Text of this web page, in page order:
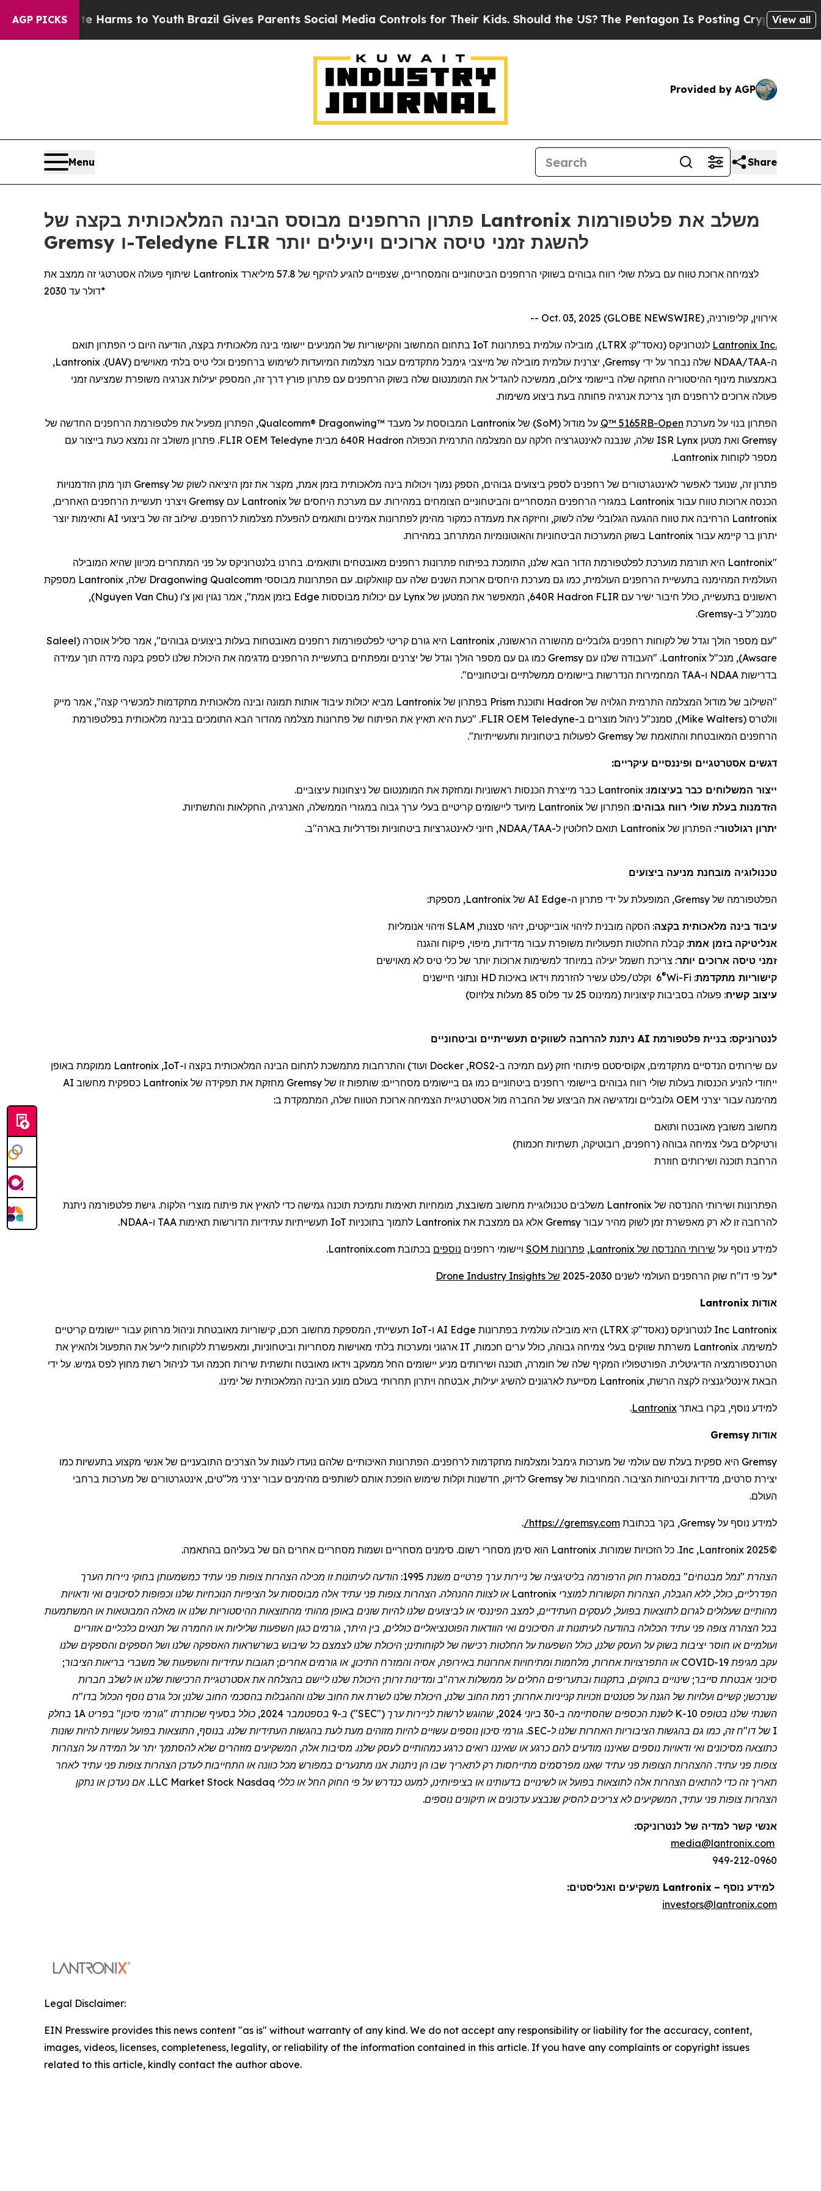
AGP PICKSHarms to YouthBrazil Gives Parents Social Media Controls for Their Kids. Should the US?The Pentagon Is Posting Cryptic Biblical View all
Provided by AGP
Menu Share
פתרון הרחפנים מבוסס הבינה המלאכותית בקצה של Lantronix משלב את פלטפורמות
Gremsy ו-Teledyne FLIR להשגת זמני טיסה ארוכים ויעילים יותר
שיתוף פעולה אסטרטגי זה ממצב את Lantronix לצמיחה ארוכת טווח עם בעלת שולי רווח גבוהים בשווקי הרחפנים הביטחוניים והמסחריים, שצפויים להגיע להיקף של 57.8 מיליארד
דולר עד 2030*
אירווין, קליפורניה, Oct. 03, 2025 (GLOBE NEWSWIRE) --
Lantronix Inc. לנטרוניקס (נאסד"ק: LTRX), מובילה עולמית בפתרונות IoT בתחום המחשוב והקישוריות של המניעים יישומי בינה מלאכותית בקצה, הודיעה היום כי הפתרון תואם
ה-
NDAA/TAA שלה נבחר על ידי Gremsy, יצרנית עולמית מובילה של מייצבי גימבל מתקדמים עבור מצלמות המיועדות לשימוש ברחפנים וכלי טיס בלתי מאוישים (UAV
).
Lantronix
,
באמצעות מינוף ההיסטוריה החזקה שלה ביישומי צילום, ממשיכה להגדיל את המומנטום שלה בשוק הרחפנים עם פתרון פורץ דרך זה, המספק יעילות אנרגיה משופרת שמציעה זמני
פעולה ארוכים לרחפנים תוך צריכת אנרגיה פחותה בעת ביצוע משימות.
הפתרון בנוי על מערכת Open
-Q™ 5165RB על מודול (SoM) של Lantronix המבוססת על מעבד Qualcomm® Dragonwing™, הפתרון מפעיל את פלטפורמת הרחפנים החדשה של
Gremsy ואת מטען Lynx
Hadron
Teledyne
FLIR OEM. פתרון משולב זה נמצא כעת בייצור עם
מספר לקוחות Lantronix
.
פתרון זה, שנועד לאפשר לאינטגרטורים של רחפנים לספק ביצועים גבוהים, הספק נמוך ויכולות בינה מלאכותית בזמן אמת, מקצר את זמן היציאה לשוק של Gremsy תוך מתן הזדמנויות
הכנסה ארוכות טווח עבור Lantronix במגזרי הרחפנים המסחריים והביטחוניים הצומחים במהירות. עם מערכת היחסים של Lantronix עם Gremsy ויצרני תעשיית הרחפנים האחרים,
Lantronix הרחיבה את טווח ההגעה הגלובלי שלה לשוק, וחיזקה את מעמדה כמקור מהימן לפתרונות אמינים ותואמים להפעלת מצלמות לרחפנים
. שילוב זה של ביצועי AI ותאימות יוצר
יתרון בר קיימא עבור Lantronix בשוק המערכות הביטחוניות והאוטונומיות המתרחב במהירות.
"
Lantronix היא תורמת מוערכת לפלטפורמת הדור הבא שלנו, התומכת בפיתוח פתרונות רחפנים מאובטחים ותואמים. בחרנו בלנטרוניקס על פני המתחרים מכיוון שהיא המובילה
העולמית המהימנה בתעשיית הרחפנים העולמית, כמו גם מערכת היחסים ארוכת השנים שלה עם קוואלקום. עם הפתרונות מבוססי Qualcomm
Dragonwing שלה, Lantronix מספקת
ראשונים בתעשייה, כולל חיבור ישיר עם FLIR
Hadron
Lynx עם יכולות מבוססות Edge בזמן אמת", אמר נגוין ואן צ'ו (
Nguyen Van Chu
)
,
סמנכ"ל ב-Gremsy
.
"עם מספר הולך וגדל של לקוחות רחפנים גלובליים מהשורה הראשונה, Lantronix היא גורם קריטי לפלטפורמות רחפנים מאובטחות בעלות ביצועים גבוהים", אמר סליל אוסרה (
Saleel
Awsare
), מנכ"ל Lantronix. "העבודה שלנו עם Gremsy כמו גם עם מספר הולך וגדל של יצרנים ומפתחים בתעשיית הרחפנים מדגימה את היכולת שלנו לספק בקנה מידה תוך עמידה
בדרישות NDAA ו-TAA המחמירות הנדרשות ביישומים ממשלתיים וביטחוניים".
"השילוב של מודול המצלמה התרמית הגלויה של Hadron ותוכנת Prism בפתרון של Lantronix מביא יכולות עיבוד אותות תמונה ובינה מלאכותית מתקדמות למכשירי קצה", אמר מייק
וולטרס (
Mike Walters
), סמנכ"ל ניהול מוצרים ב-Teledyne
הרחפנים המאובטחת והתואמת של Gremsy לפעולות ביטחוניות ותעשייתיות".
דגשים אסטרטגיים ופיננסיים עיקריים:
ייצור המשלוחים כבר בעיצומו:
Lantronix כבר מייצרת הכנסות ראשוניות ומחזקת את המומנטום של ניצחונות עיצוביים.
הזדמנות בעלת שולי רווח גבוהים: הפתרון של Lantronix מיועד ליישומים קריטיים בעלי ערך גבוה במגזרי הממשלה, האנרגיה, החקלאות והתשתיות.
יתרון רגולטורי: הפתרון של Lantronix תואם לחלוטין ל-NDAA/TAA, חיוני לאינטגרציות ביטחוניות ופדרליות בארה"ב.
טכנולוגיה מובחנת מניעה ביצועים
הפלטפורמה של Gremsy, המופעלת על ידי פתרון ה-Edge
Lantronix, מספקת:
עיבוד בינה מלאכותית בקצה: הסקה מובנית לזיהוי אובייקטים, זיהוי סצנות, SLAM וזיהוי אנומליות
אנליטיקה בזמן אמת: קבלת החלטות תפעוליות משופרת עבור מדידות, מיפוי, פיקוח והגנה
זמני טיסה ארוכים יותר: צריכת חשמל יעילה במיוחד למשימות ארוכות יותר של כלי טיס לא מאוישים
קישוריות מתקדמת:
Wi-Fi
®
6 וקלט/פלט עשיר להזרמת וידאו באיכות HD ונתוני חיישנים
עיצוב קשיח: פעולה בסביבות קיצוניות (ממינוס 25 עד פלוס 85 מעלות צלזיוס)
לנטרוניקס: בניית פלטפורמת AI ניתנת להרחבה לשווקים תעשייתיים וביטחוניים
עם שירותים הנדסיים מתקדמים, אקוסיסטם פיתוחי חזק (עם תמיכה ב-ROS2
,
Docker ועוד) והתרחבות מתמשכת לתחום הבינה המלאכותית בקצה ו-IoT
,
Lantronix ממוקמת באופן
ייחודי להניע הכנסות בעלות שולי רווח גבוהים ביישומי רחפנים ביטחוניים כמו גם ביישומים מסחריים: שותפות זו של Gremsy מחזקת את תפקידה של Lantronix
כספקית מחשוב AI
מהימנה עבור יצרני OEM גלובליים ומדגישה את הביצוע של החברה מול אסטרטגיית הצמיחה ארוכת הטווח שלה, המתמקדת ב:
מחשוב משובץ מאובטח ותואם
ורטיקלים בעלי צמיחה גבוהה (רחפנים, רובוטיקה, תשתיות חכמות)
הרחבת תוכנה ושירותים חוזרת
הפתרונות ושירותי ההנדסה של Lantronix משלבים טכנולוגיית מחשוב משובצת, מומחיות תאימות ותמיכת תוכנה גמישה כדי להאיץ את פיתוח מוצרי הלקוח. גישת פלטפורמה ניתנת
להרחבה זו לא רק מאפשרת זמן לשוק מהיר עבור Gremsy אלא גם ממצבת את Lantronix לתמוך בתוכניות IoT תעשייתיות עתידיות הדורשות תאימות TAA ו-NDAA.
למידע נוסף על שירותי ההנדסה של Lantronix
, פתרונות SOM ויישומי רחפנים נוספים בכתובת Lantronix.com.
*על פי דו"ח שוק הרחפנים העולמי לשנים 2025-2030 של Drone Industry Insights
אודות Lantronix
Lantronix
Inc לנטרוניקס (נאסד"ק: LTRX) היא מובילה עולמית בפתרונות Edge
AI ו-IoT תעשייתי, המספקת מחשוב חכם, קישוריות מאובטחת וניהול מרחוק עבור יישומים קריטיים
למשימה. Lantronix משרתת שווקים בעלי צמיחה גבוהה, כולל ערים חכמות, IT ארגוני ומערכות בלתי מאוישות מסחריות וביטחוניות, ומאפשרת ללקוחות לייעל את התפעול ולהאיץ את
הטרנספורמציה הדיגיטלית. הפורטפוליו המקיף שלה של חומרה, תוכנה ושירותים מניע יישומים החל ממעקב וידאו מאובטח ותשתית שירות חכמה ועד לניהול רשת מחוץ לפס גמיש. על ידי
הבאת אינטליגנציה לקצה הרשת, Lantronix מסייעת לארגונים להשיג יעילות, אבטחה ויתרון תחרותי בעולם מונע הבינה המלאכותית של ימינו.
למידע נוסף, בקרו באתר Lantronix
.
אודות Gremsy
Gremsy היא ספקית בעלת שם עולמי של מערכות גימבל ומצלמות מתקדמות לרחפנים. הפתרונות האיכותיים שלהם נועדו לענות על הצרכים התובעניים של אנשי מקצוע בתעשיות כמו
יצירת סרטים, מדידות ובטיחות הציבור. המחויבות של Gremsy לדיוק, חדשנות וקלות שימוש הופכת אותם לשותפים מהימנים עבור יצרני מל"טים, אינטגרטורים של מערכות ברחבי
העולם.
למידע נוסף על Gremsy, בקר בכתובת https://gremsy.com
/
.
©2025
Lantronix
,
Inc. כל הזכויות שמורות. Lantronix הוא סימן מסחרי רשום. סימנים מסחריים ושמות מסחריים אחרים הם של בעליהם בהתאמה.
הצהרת "נמל מבטחים" במסגרת חוק הרפורמה בליטיגציה של ניירות ערך פרטיים משנת 1995: הודעה לעיתונות זו מכילה הצהרות צופות פני עתיד כמשמעותן בחוקי ניירות הערך
הפדרליים, כולל, ללא הגבלה, הצהרות הקשורות למוצרי Lantronix או לצוות ההנהלה. הצהרות צופות פני עתיד אלה מבוססות על הציפיות הנוכחיות שלנו וכפופות לסיכונים ואי ודאויות
מהותיים שעלולים לגרום לתוצאות בפועל, לעסקים העתידיים, למצב הפיננסי או לביצועים שלנו להיות שונים באופן מהותי מהתוצאות ההיסטוריות שלנו או מאלה המבוטאות או המשתמעות
בכל הצהרה צופה פני עתיד הכלולה בהודעה לעיתונות זו. הסיכונים ואי הוודאות הפוטנציאליים כוללים, בין היתר, גורמים כגון השפעות שליליות או החמרה של תנאים כלכליים אזוריים
ועולמיים או חוסר יציבות בשוק על העסק שלנו, כולל השפעות על החלטות רכישה של לקוחותינו; היכולת שלנו לצמצם כל שיבוש בשרשראות האספקה שלנו ושל הספקים והספקים שלנו
עקב מגיפת
COVID-19 או התפרצויות אחרות, מלחמות ומתיחויות אחרונות באירופה, אסיה והמזרח התיכון, או גורמים אחרים; תגובות עתידיות והשפעות של משברי בריאות הציבור;
סיכוני אבטחת סייבר; שינויים בחוקים, בתקנות ובתעריפים החלים על ממשלות ארה"ב ומדינות זרות; היכולת שלנו ליישם בהצלחה את אסטרטגיית הרכישות שלנו או לשלב חברות
שנרכשו; קשיים ועלויות של הגנה על פטנטים וזכויות קנייניות אחרות; רמת החוב שלנו, היכולת שלנו לשרת את החוב שלנו וההגבלות בהסכמי החוב שלנו; וכל גורם נוסף הכלול בדו"ח
השנתי שלנו בטופס 10-K לשנת הכספים שהסתיימה ב-30 ביוני 2024, שהוגש לרשות לניירות ערך ("SEC") ב-9 בספטמבר 2024, כולל בסעיף שכותרתו "גורמי סיכון" בפריט 1A בחלק
I של דו
"
ח זה, כמו גם בהגשות הציבוריות האחרות שלנו ל-SEC. גורמי סיכון נוספים עשויים להיות מזוהים מעת לעת בהגשות העתידיות שלנו. בנוסף, התוצאות בפועל עשויות להיות שונות
כתוצאה מסיכונים ואי ודאויות נוספים שאיננו מודעים להם כרגע או שאיננו רואים כרגע כמהותיים לעסק שלנו. מסיבות אלה, המשקיעים מוזהרים שלא להסתמך יתר על המידה על הצהרות
צופות פני עתיד. ההצהרות הצופות פני עתיד שאנו מפרסמים מתייחסות רק לתאריך שבו הן ניתנות. אנו מתנערים במפורש מכל כוונה או התחייבות לעדכן הצהרות צופות פני עתיד לאחר
תאריך זה כדי להתאים הצהרות אלה לתוצאות בפועל או לשינויים בדעותינו או בציפיותינו, למעט כנדרש על פי החוק החל או כללי Nasdaq
Market
LLC. אם נעדכן או נתקן
הצהרות צופות פני עתיד, המשקיעים לא צריכים להסיק שנבצע עדכונים או תיקונים נוספים.
אנשי קשר למדיה של לנטרוניקס:
media@lantronix.com
949-212-0960
למידע נוסף – Lantronix משקיעים ואנליסטים:
investors@lantronix.com
Legal Disclaimer:
EIN Presswire provides this news content "as is" without warranty of any kind. We do not accept any responsibility or liability for the accuracy, content,
images, videos, licenses, completeness, legality, or reliability of the information contained in this article. If you have any complaints or copyright issues
related to this article, kindly contact the author above.